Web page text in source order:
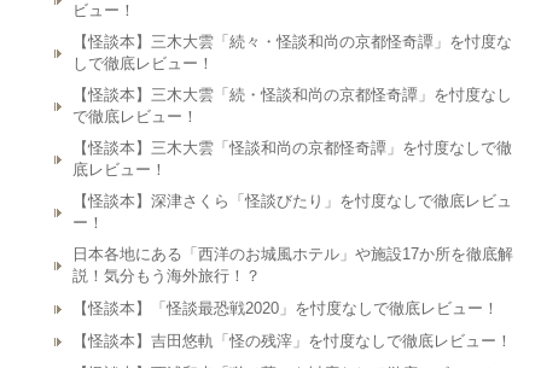
ビュー！
【怪談本】三木大雲「続々・怪談和尚の京都怪奇譚」を忖度な
しで徹底レビュー！
【怪談本】三木大雲「続・怪談和尚の京都怪奇譚」を忖度なし
で徹底レビュー！
【怪談本】三木大雲「怪談和尚の京都怪奇譚」を忖度なしで徹
底レビュー！
【怪談本】深津さくら「怪談びたり」を忖度なしで徹底レビュ
ー！
日本各地にある「西洋のお城風ホテル」や施設17か所を徹底解
説！気分もう海外旅行！？
【怪談本】「怪談最恐戦2020」を忖度なしで徹底レビュー！
【怪談本】吉田悠軌「怪の残滓」を忖度なしで徹底レビュー！